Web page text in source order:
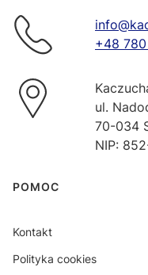
+48
ul.
70-034
NIP:
Linki w stopce
POMOC
Kontakt
Polityka cookies